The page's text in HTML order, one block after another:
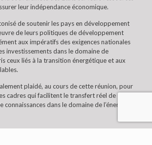
leur indépendance économique.
de soutenir les pays en développement
de leurs politiques de développement
aux impératifs des exigences nationales
investissements dans le domaine de
ceux liés à la transition énergétique et aux
plaidé, au cours de cette réunion, pour
cadres qui facilitent le transfert réel de
dans le domaine de l’énergie.